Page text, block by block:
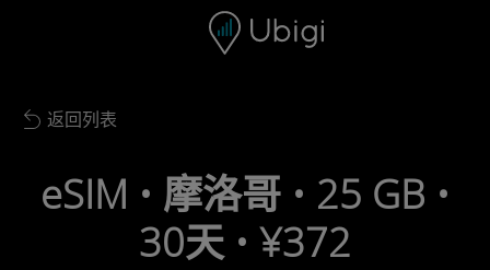
Back to list
返回列表
eSIM • 摩洛哥 • 25 GB •
30天 • ¥372